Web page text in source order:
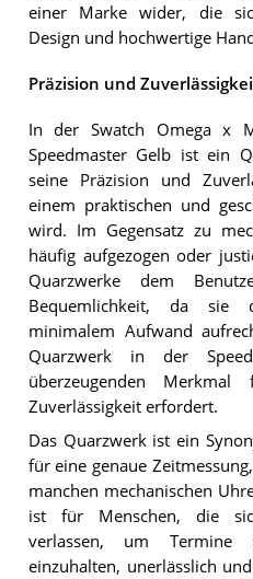
einer Marke wider, die
Design und hochwertige
Präzision und
In der Swatch Omega x
Speedmaster Gelb ist ein
seine Präzision und
einem praktischen und
wird. Im Gegensatz zu
häufig aufgezogen oder
Quarzwerke dem
Bequemlichkeit, da sie
minimalem Aufwand
Quarzwerk in der
überzeugenden
Zuverlässigkeit erfordert.
Das Quarzwerk ist ein
für eine genaue
manchen mechanischen
ist für Menschen, die
verlassen, um Termine
einzuhalten, unerlässlich